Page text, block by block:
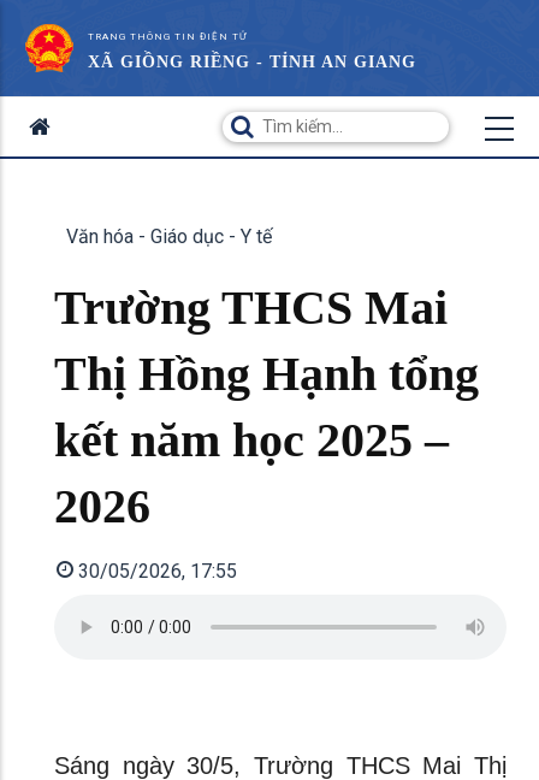
TRANG THÔNG TIN ĐIỆN TỬ
XÃ GIỒNG RIỀNG - TỈNH AN GIANG
Văn hóa - Giáo dục - Y tế
Trường THCS Mai
Thị Hồng Hạnh tổng
kết năm học 2025 –
2026
30/05/2026, 17:55
Sáng ngày 30/5, Trường THCS Mai Thị